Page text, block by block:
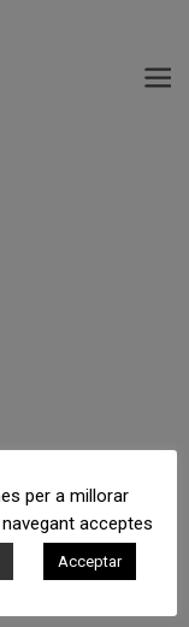
per a millorar
acceptes
Acceptar